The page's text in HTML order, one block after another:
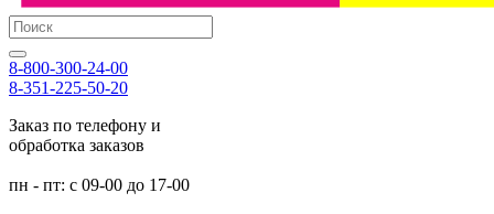
8-800-300-24-00
8-351-225-50-20
Заказ по телефону и
обработка заказов
пн - пт: с 09-00 до 17-00